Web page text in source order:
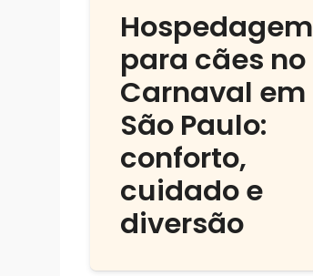
Hospedagem
para cães no
Carnaval em
São Paulo:
conforto,
cuidado e
diversão